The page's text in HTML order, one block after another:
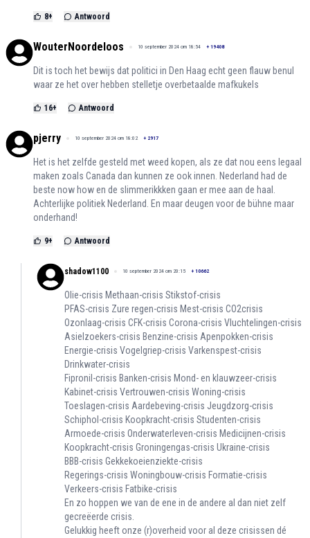
8+ Antwoord
WouterNoordeloos 10 september 2024 om 18:54 + 19408
Dit is toch het bewijs dat politici in Den Haag echt geen flauw benul
waar ze het over hebben stelletje overbetaalde mafkukels
16+ Antwoord
pjerry 10 september 2024 om 18:02 + 2917
Het is het zelfde gesteld met weed kopen, als ze dat nou eens legaal
maken zoals Canada dan kunnen ze ook innen. Nederland had de
beste now how en de slimmerikkken gaan er mee aan de haal.
Achterlijke politiek Nederland. En maar deugen voor de bühne maar
onderhand!
9+ Antwoord
shadow1100 10 september 2024 om 20:15 + 10662
Olie-crisis Methaan-crisis Stikstof-crisis
PFAS-crisis Zure regen-crisis Mest-crisis CO2crisis
Ozonlaag-crisis CFK-crisis Corona-crisis Vluchtelingen-crisis
Asielzoekers-crisis Benzine-crisis Apenpokken-crisis
Energie-crisis Vogelgriep-crisis Varkenspest-crisis
Drinkwater-crisis
Fipronil-crisis Banken-crisis Mond- en klauwzeer-crisis
Kabinet-crisis Vertrouwen-crisis Woning-crisis
Toeslagen-crisis Aardebeving-crisis Jeugdzorg-crisis
Schiphol-crisis Koopkracht-crisis Studenten-crisis
Armoede-crisis Onderwaterleven-crisis Medicijnen-crisis
Koopkracht-crisis Groningengas-crisis Ukraine-crisis
BBB-crisis Gekkekoeienziekte-crisis
Regerings-crisis Woningbouw-crisis Formatie-crisis
Verkeers-crisis Fatbike-crisis
En zo hoppen we van de ene in de andere al dan niet zelf
gecreëerde crisis.
Gelukkig heeft onze (r)overheid voor al deze crisissen dé